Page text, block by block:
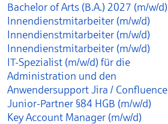
Bachelor of Arts (B.A.) 2027 (m/w/d)
Innendienstmitarbeiter (m/w/d)
Innendienstmitarbeiter (m/w/d)
Innendienstmitarbeiter (m/w/d)
IT-Spezialist (m/w/d) für die
Administration und den
Anwendersupport Jira / Confluence
Junior-Partner §84 HGB (m/w/d)
Key Account Manager (m/w/d)